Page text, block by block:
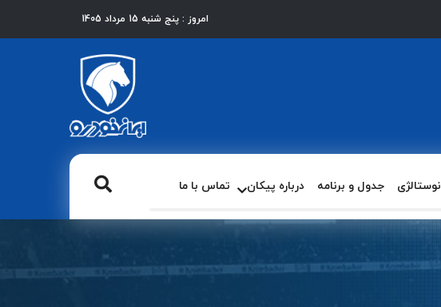
امروز : پنج شنبه 15 مرداد 1405
نوستالژی جدول و برنامه درباره پیکان تماس با ما